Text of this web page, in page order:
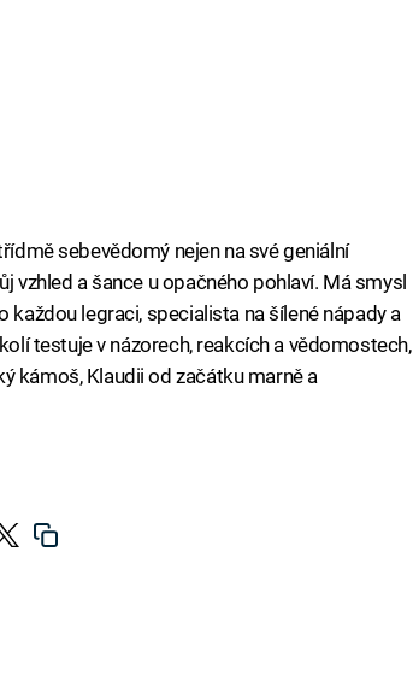
sebevědomý nejen na své geniální
vzhled a šance u opačného pohlaví. Má smysl
každou legraci, specialista na šílené nápady a
testuje v názorech, reakcích a vědomostech,
kámoš, Klaudii od začátku marně a